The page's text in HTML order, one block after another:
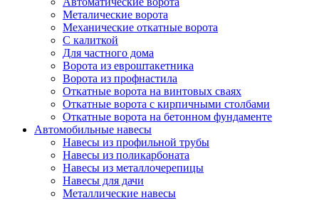
Металические ворота
Механические откатные ворота
С калиткой
Для частного дома
Ворота из евроштакетника
Ворота из профнастила
Откатные ворота на винтовых сваях
Откатные ворота с кирпичными столбами
Откатные ворота на бетонном фундаменте
Автомобильные навесы
Навесы из профильной трубы
Навесы из поликарбоната
Навесы из металлочерепицы
Навесы для дачи
Металлические навесы